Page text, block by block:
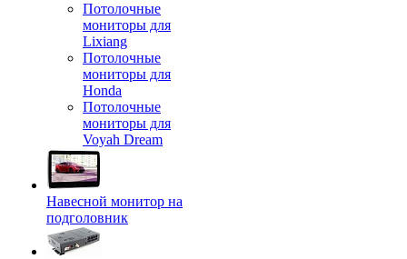
Потолочные
мониторы для
Lixiang
Потолочные
мониторы для
Honda
Потолочные
мониторы для
Voyah Dream
Навесной монитор на
подголовник